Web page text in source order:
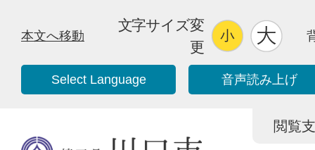
本文へ移動
文字サイズ変
更
Select Language 音声読み上げ
閲覧